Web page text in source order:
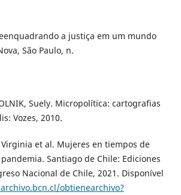
a justiça em um mundo
São Paulo, n.
Suely. Micropolítica: cartografias
Vozes, 2010.
Virginia et al. Mujeres en tiempos de
Santiago de Chile: Ediciones
Nacional de Chile, 2021. Disponível
obtienearchivo?